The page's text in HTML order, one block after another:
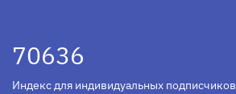
70636
Индекс для индивидуальных подписчиков